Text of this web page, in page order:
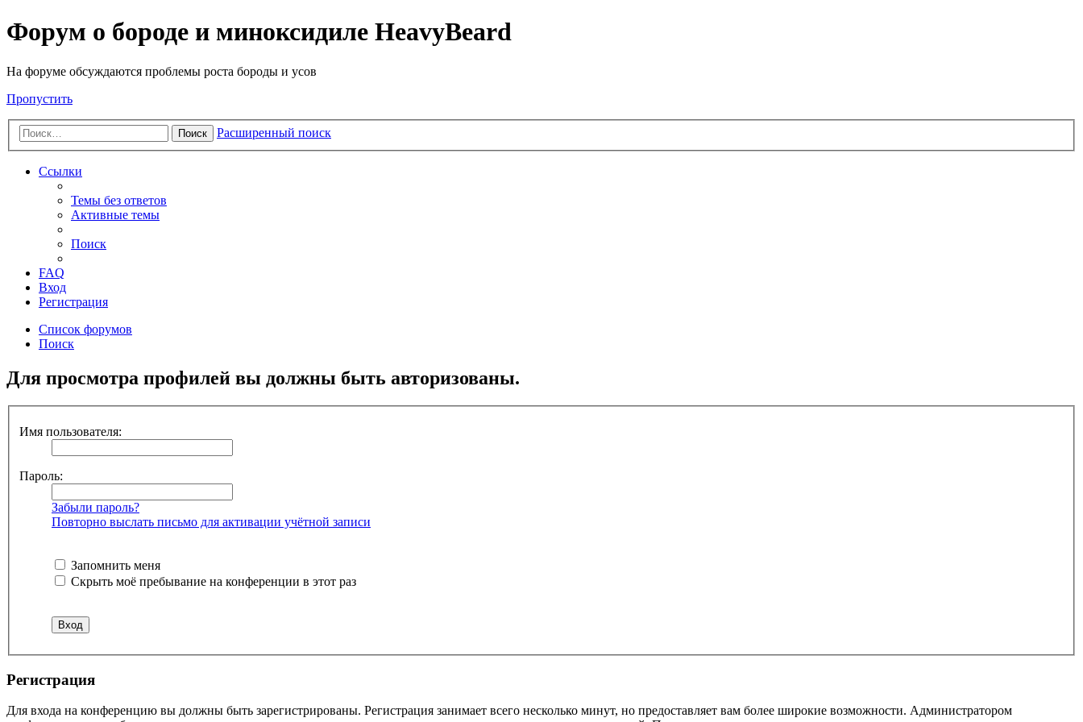
Форум о бороде и миноксидиле HeavyBeard
На форуме обсуждаются проблемы роста бороды и усов
Пропустить
Поиск Расширенный поиск
Ссылки
Темы без ответов
Активные темы
Поиск
FAQ
Вход
Регистрация
Список форумов
Поиск
Для просмотра профилей вы должны быть авторизованы.
Имя пользователя:
Пароль:
Забыли пароль?
Повторно выслать письмо для активации учётной записи
Запомнить меня
Скрыть моё пребывание на конференции в этот раз
Регистрация
Для входа на конференцию вы должны быть зарегистрированы. Регистрация занимает всего несколько минут, но предоставляет вам более широкие возможности. Администратором